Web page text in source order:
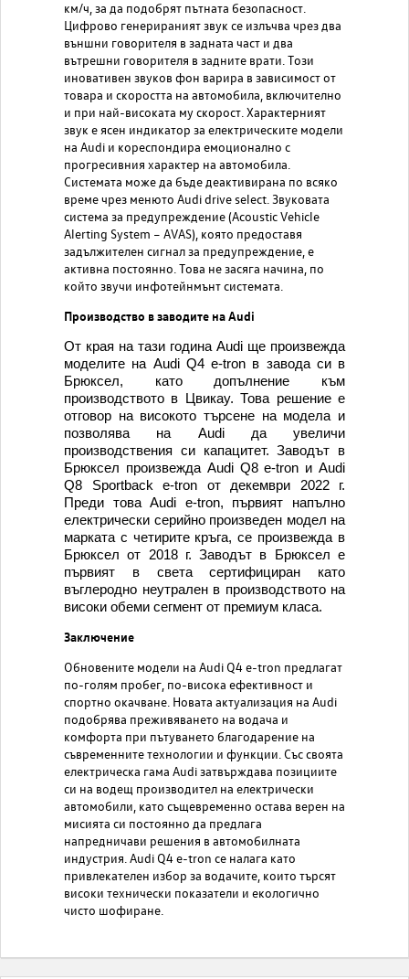
км/ч, за да подобрят пътната безопасност.
Цифрово генерираният звук се излъчва чрез два
външни говорителя в задната част и два
вътрешни говорителя в задните врати. Този
иновативен звуков фон варира в зависимост от
товара и скоростта на автомобила, включително
и при най-високата му скорост. Характерният
звук е ясен индикатор за електрическите модели
на Audi и кореспондира емоционално с
прогресивния характер на автомобила.
Системата може да бъде деактивирана по всяко
време чрез менюто Audi drive select. Звуковата
система за предупреждение (Acoustic Vehicle
Alerting System – AVAS), която предоставя
задължителен сигнал за предупреждение, е
активна постоянно. Това не засяга начина, по
който звучи инфотейнмънт системата.
Производство в заводите на Audi
От края на тази година Audi ще произвежда
моделите на Audi Q4 e-tron в завода си в
Брюксел, като допълнение към
производството в Цвикау. Това решение е
отговор на високото търсене на модела и
позволява на Audi да увеличи
производствения си капацитет. Заводът в
Брюксел произвежда Audi Q8 e-tron и Audi
Q8 Sportback e-tron от декември 2022 г.
Преди това Audi e-tron, първият напълно
електрически серийно произведен модел на
марката с четирите кръга, се произвежда в
Брюксел от 2018 г. Заводът в Брюксел е
първият в света сертифициран като
въглеродно неутрален в производството на
високи обеми сегмент от премиум класа.
Заключение
Обновените модели на Audi Q4 e-tron предлагат
по-голям пробег, по-висока ефективност и
спортно окачване. Новата актуализация на Audi
подобрява преживяването на водача и
комфорта при пътуването благодарение на
съвременните технологии и функции. Със своята
електрическа гама Audi затвърждава позициите
си на водещ производител на електрически
автомобили, като същевременно остава верен на
мисията си постоянно да предлага
напредничави решения в автомобилната
индустрия. Audi Q4 e-tron се налага като
привлекателен избор за водачите, които търсят
високи технически показатели и екологично
чисто шофиране.